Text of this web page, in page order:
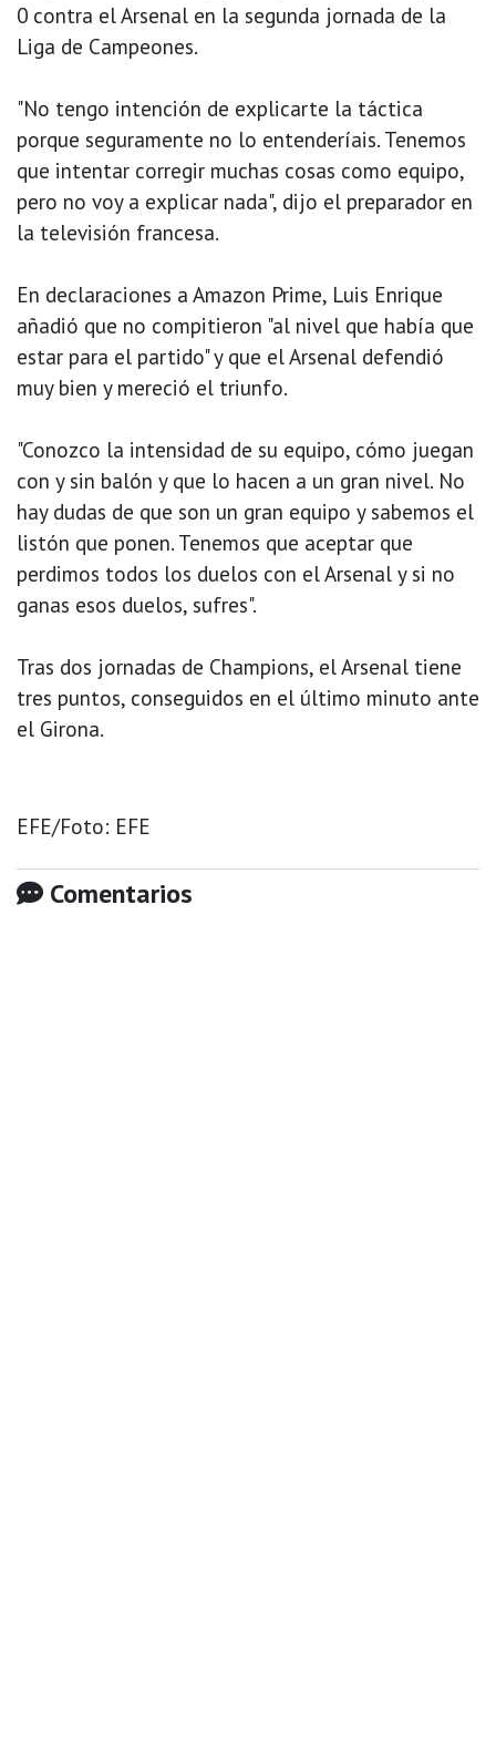
0 contra el Arsenal en la segunda jornada de la
Liga de Campeones.
"No tengo intención de explicarte la táctica
porque seguramente no lo entenderíais. Tenemos
que intentar corregir muchas cosas como equipo,
pero no voy a explicar nada", dijo el preparador en
la televisión francesa.
En declaraciones a Amazon Prime, Luis Enrique
añadió que no compitieron "al nivel que había que
estar para el partido" y que el Arsenal defendió
muy bien y mereció el triunfo.
"Conozco la intensidad de su equipo, cómo juegan
con y sin balón y que lo hacen a un gran nivel. No
hay dudas de que son un gran equipo y sabemos el
listón que ponen. Tenemos que aceptar que
perdimos todos los duelos con el Arsenal y si no
ganas esos duelos, sufres".
Tras dos jornadas de Champions, el Arsenal tiene
tres puntos, conseguidos en el último minuto ante
el Girona.
EFE/Foto: EFE
Comentarios